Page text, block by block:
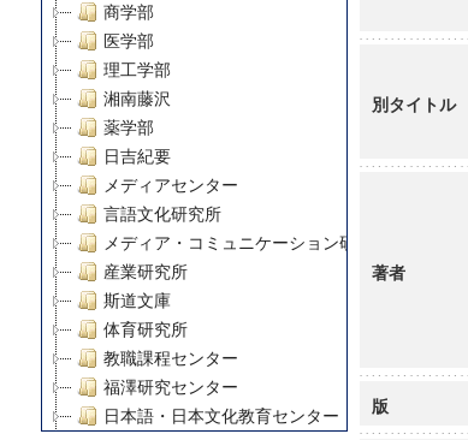
商学部
医学部
理工学部
湘南藤沢
薬学部
日吉紀要
メディアセンター
言語文化研究所
メディア・コミュニケーション研究所
産業研究所
斯道文庫
体育研究所
教職課程センター
福澤研究センター
日本語・日本文化教育センター
別タイトル
著者
版